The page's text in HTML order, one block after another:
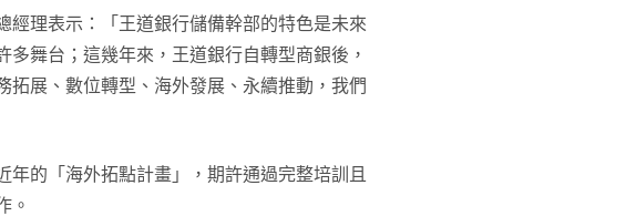
經理表示：「王道銀行儲備幹部的特色是未來
舞台；這幾年來，王道銀行自轉型商銀後，
拓展、數位轉型、海外發展、永續推動，我們
年的「海外拓點計畫」，期許通過完整培訓且
。